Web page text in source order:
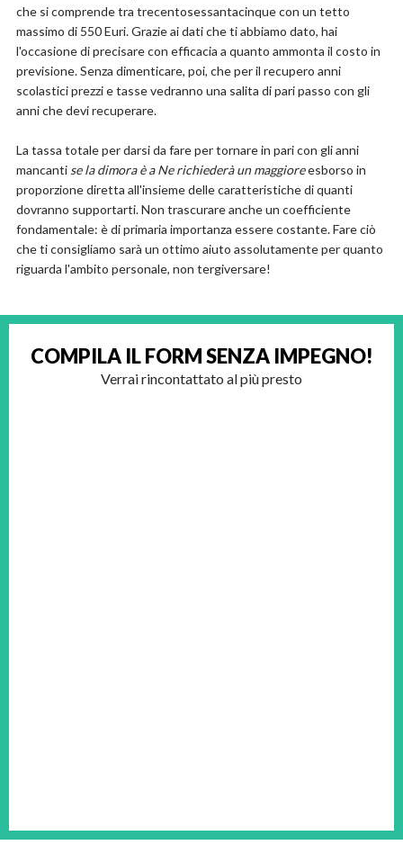
che si comprende tra trecentosessantacinque con un tetto
massimo di 550 Euri. Grazie ai dati che ti abbiamo dato, hai
l'occasione di precisare con efficacia a quanto ammonta il costo in
previsione. Senza dimenticare, poi, che per il recupero anni
scolastici prezzi e tasse vedranno una salita di pari passo con gli
anni che devi recuperare.
La tassa totale per darsi da fare per tornare in pari con gli anni
mancanti se la dimora è a Ne richiederà un maggioreesborso in
proporzione diretta all'insieme delle caratteristiche di quanti
dovranno supportarti. Non trascurare anche un coefficiente
fondamentale: è di primaria importanza essere costante. Fare ciò
che ti consigliamo sarà un ottimo aiuto assolutamente per quanto
riguarda l'ambito personale, non tergiversare!
COMPILA IL FORMSENZA IMPEGNO!
Verrai rincontattato al più presto